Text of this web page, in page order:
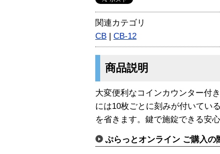
関連カテゴリ
CB | CB-12
商品説明
大変便利なコインカウンター付
には10枚ごとに刻みが付いてい
を省きます。鍵で施錠できる安
ぷらっとオンライン ご購入の